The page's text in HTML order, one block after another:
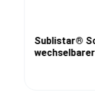
Sublistar®